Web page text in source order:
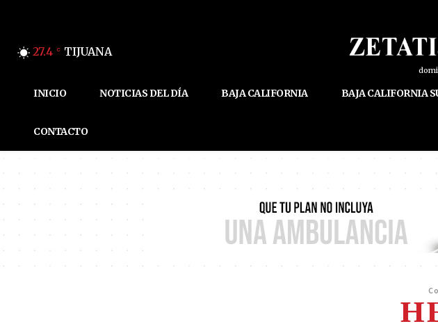
27.4 C TIJUANA
INICIO NOTICIAS DEL DÍA BAJA CALIFORNIA BAJA CALIFORNIA
CONTACTO